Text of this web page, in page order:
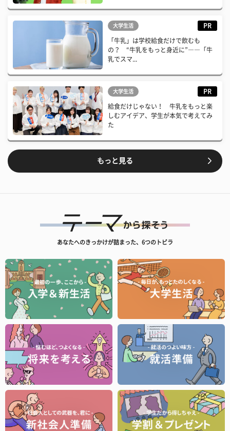
大学生活 PR
「牛乳」は学校給食だけで飲むも
の？ “牛乳をもっと身近に”――「牛
乳でスマ...
大学生活 PR
給食だけじゃない！ 牛乳をもっと楽
しむアイデア、学生が本気で考えてみ
た
もっと見る
あなたへのきっかけが詰まった、6つのトビラ